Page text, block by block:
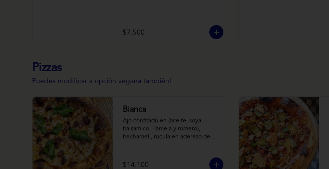
$7.500
Pizzas
Puedes modificar a opción vegana también!
Bianca
Ajo confitado en (aceite, soya,
balsamico, Pamela y romero),
bechamel , rucula en aderezo de
$14.100